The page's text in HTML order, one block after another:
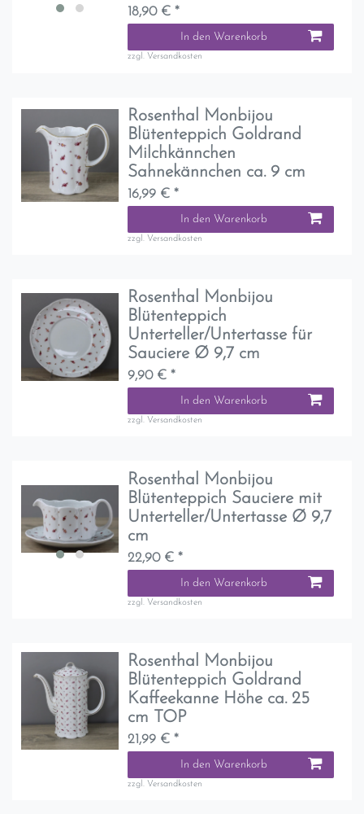
18,90 € *
In den Warenkorb
zzgl. Versandkosten
Rosenthal Monbijou
Blütenteppich Goldrand
Milchkännchen
Sahnekännchen ca. 9 cm
16,99 € *
In den Warenkorb
zzgl. Versandkosten
Rosenthal Monbijou
Blütenteppich
Unterteller/Untertasse für
Sauciere Ø 9,7 cm
9,90 € *
In den Warenkorb
zzgl. Versandkosten
Rosenthal Monbijou
Blütenteppich Sauciere mit
Unterteller/Untertasse Ø 9,7
cm
22,90 € *
In den Warenkorb
zzgl. Versandkosten
Rosenthal Monbijou
Blütenteppich Goldrand
Kaffeekanne Höhe ca. 25
cm TOP
21,99 € *
In den Warenkorb
zzgl. Versandkosten